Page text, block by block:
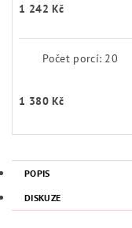
1 242 Kč
Počet porcí: 20
1 380 Kč
POPIS
DISKUZE